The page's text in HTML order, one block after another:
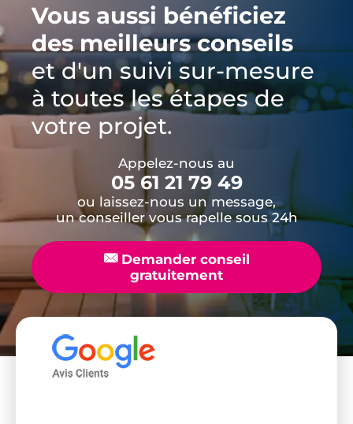
Vous aussi bénéficiez
des meilleurs conseils
et d'un suivi sur-mesure
à toutes les étapes de
votre projet.
Appelez-nous au
05 61 21 79 49
ou laissez-nous un message,
un conseiller vous rapelle sous 24h
📧Demander conseil
gratuitement